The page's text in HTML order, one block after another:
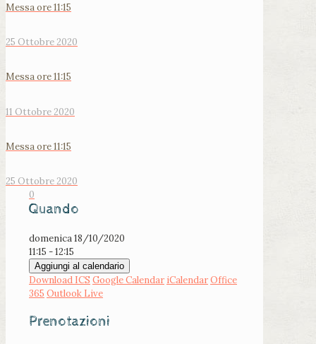
Messa ore 11:15
25 Ottobre 2020
Messa ore 11:15
11 Ottobre 2020
Messa ore 11:15
25 Ottobre 2020
0
Quando
domenica 18/10/2020
11:15 - 12:15
Aggiungi al calendario
Download ICS Google Calendar iCalendarOffice
365 Outlook Live
Prenotazioni